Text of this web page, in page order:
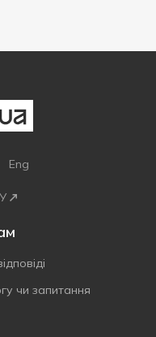
Eng
чи запитання